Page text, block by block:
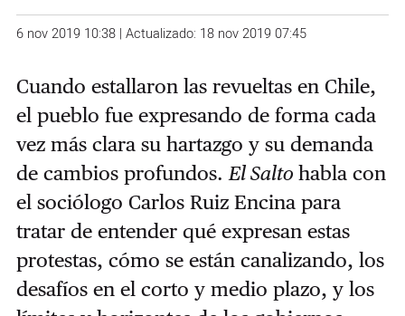
6 nov 2019 10:38 | Actualizado: 18 nov 2019 07:45
Cuando estallaron las revueltas en Chile,
el pueblo fue expresando de forma cada
vez más clara su hartazgo y su demanda
de cambios profundos. El Salto habla con
el sociólogo Carlos Ruiz Encina para
tratar de entender qué expresan estas
protestas, cómo se están canalizando, los
desafíos en el corto y medio plazo, y los